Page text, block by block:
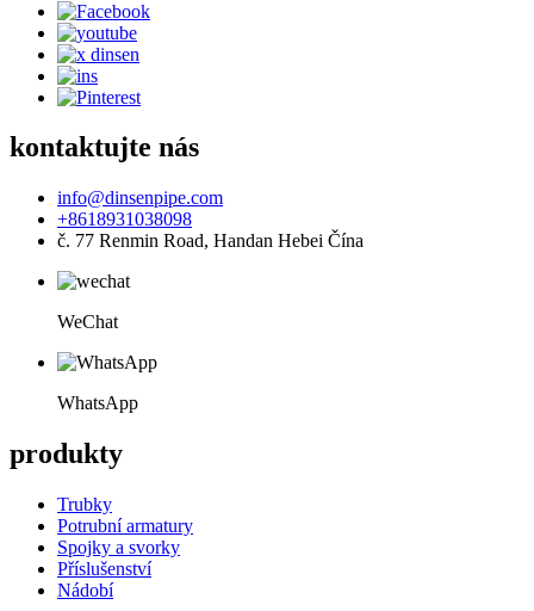
kontaktujte nás
info@dinsenpipe.com
+8618931038098
č. 77 Renmin Road, Handan Hebei Čína
WeChat
WhatsApp
produkty
Trubky
Potrubní armatury
Spojky a svorky
Příslušenství
Nádobí